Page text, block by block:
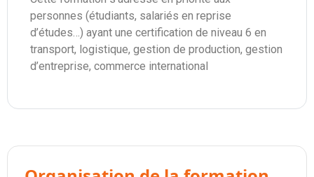
personnes (étudiants, salariés en reprise
d’études…) ayant une certification de niveau 6 en
transport, logistique, gestion de production, gestion
d’entreprise, commerce international